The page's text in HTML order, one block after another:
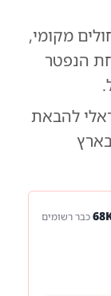
מקומי,
הנפטר
להבאת
כבר רשומים